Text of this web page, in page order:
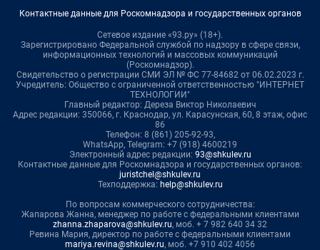
Контактные данные для Роскомнадзора и государственных органов
Сетевое издание «93.ру» (18+).
Зарегистрировано Федеральной службой по надзору в сфере связи,
информационных технологий и массовых коммуникаций
(Роскомнадзор).
Свидетельство о регистрации СМИ ЭЛ № ФС 77-84682 от 06.02.2023 г.
Учредитель: Общество с ограниченной ответственностью "ИНТЕРНЕТ
ТЕХНОЛОГИИ"
Главный редактор: Дереза Виктор Николаевич
Адрес редакции: 350066, г. Краснодар, ул. Карасунская, 60, 8 этаж, офис
86
Телефон: 8 (861) 205-92-93,
WhatsApp, Telegram: +7 (918) 4600219
Электронный адрес редакции: 93@shkulev.ru
Контактные данные для Роскомнадзора и государственных органов:
juristchel@shkulev.ru
Техподдержка: help@shkulev.ru
По вопросам коммерческого сотрудничества:
Жапарова Жанна, менеджер по работе с федеральными клиентами
zhanna.zhaparova@shkulev.ru, моб. + 7 982 640 34 32
Ревина Мария, директор по работе с федеральными клиентами
mariya.revina@shkulev.ru, моб. +7 910 402 4056